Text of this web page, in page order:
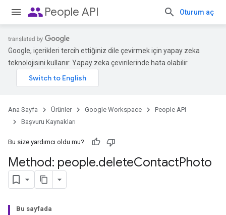
peoplePeople API Oturum aç
Google, içerikleri tercih ettiğiniz dile çevirmek için yapay zeka
teknolojisini kullanır. Yapay zeka çevirilerinde hata olabilir.
Ana Sayfa Ürünler Google Workspace
People API
Başvuru Kaynakları
Bu size yardımcı oldu mu?
Method: people.deleteContactPhoto
Bu sayfada